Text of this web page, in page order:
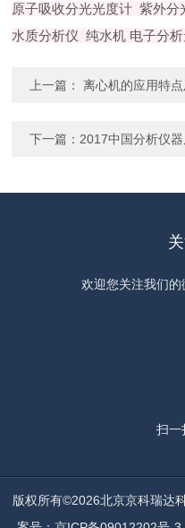
原子吸收分光光度计 紫外
水质分析仪 纯水机 电子分
上一篇： 离心机的应用特
下一篇： 2017中国分析仪
欢迎您关注我们
扫一
版权所有©2026北京京科瑞达